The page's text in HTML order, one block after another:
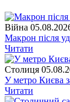
Війна
Макрон після
Читати
Столиця
У метро Києва
Читати